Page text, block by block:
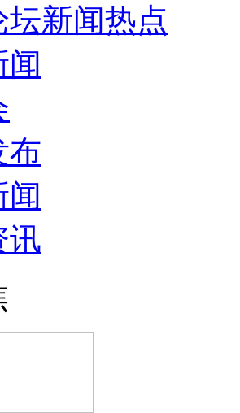
坛新闻热点
闻
布
闻
讯